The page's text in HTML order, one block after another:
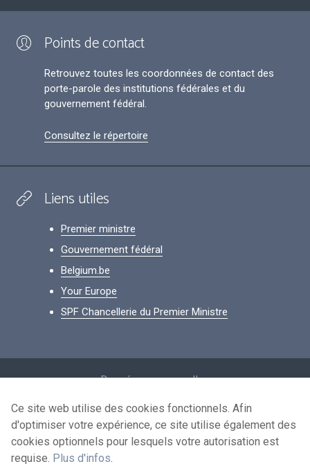
Points de contact
Retrouvez toutes les coordonnées de contact des
porte-parole des institutions fédérales et du
gouvernement fédéral.
Consultez le répertoire
Liens utiles
Premier ministre
Gouvernement fédéral
Belgium.be
Your Europe
SPF Chancellerie du Premier Ministre
Données personnelles
Conditions de réutilisation
Contactez-nous
Ce site web utilise des cookies fonctionnels. Afin
d'optimiser votre expérience, ce site utilise également des
cookies optionnels pour lesquels votre autorisation est
requise. Plus d'infos.